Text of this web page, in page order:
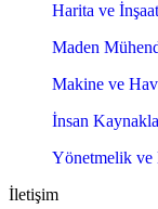
Harita ve
Maden
Makine ve
İnsan
Yönetmelik ve
İletişim